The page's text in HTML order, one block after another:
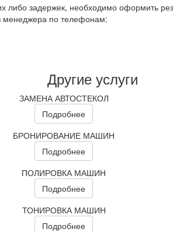
либо задержек, необходимо оформить
менеджера по телефонам:
Другие услуги
ЗАМЕНА АВТОСТЕКОЛ
Подробнее
БРОНИРОВАНИЕ МАШИН
Подробнее
ПОЛИРОВКА МАШИН
Подробнее
ТОНИРОВКА МАШИН
Подробнее